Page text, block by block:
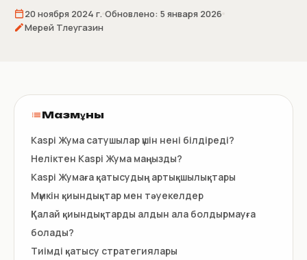
20 ноября 2024 г. Обновлено: 5 января 2026
Мерей Тлеугазин
Мазмұны
Kaspi Жума сатушылар үшін нені білдіреді?
Неліктен Kaspi Жума маңызды?
Kaspi Жумаға қатысудың артықшылықтары
Мүмкін қиындықтар мен тәуекелдер
Қалай қиындықтарды алдын ала болдырмауға
болады?
Тиімді қатысу стратегиялары